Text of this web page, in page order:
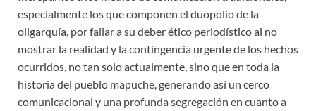
especialmente los que componen el duopolio de la
oligarquía, por fallar a su deber ético periodístico al no
mostrar la realidad y la contingencia urgente de los hechos
ocurridos, no tan solo actualmente, sino que en toda la
historia del pueblo mapuche, generando así un cerco
comunicacional y una profunda segregación en cuanto a